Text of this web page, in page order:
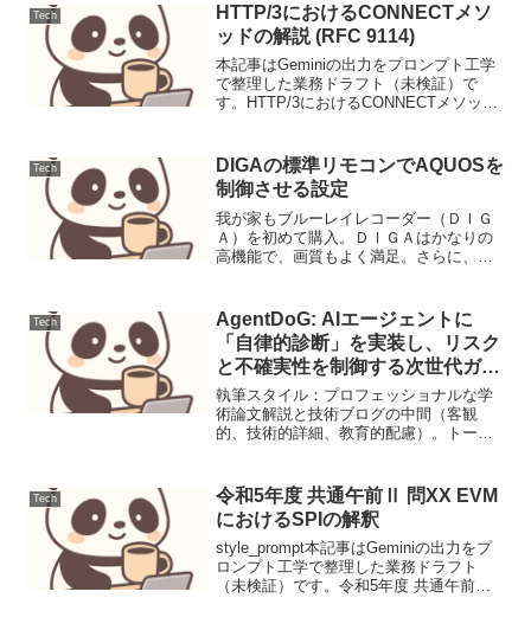
Tech
HTTP/3におけるCONNECTメソ
ッドの解説 (RFC 9114)
本記事はGeminiの出力をプロンプト工学
で整理した業務ドラフト（未検証）で
す。HTTP/3におけるCONNECTメソッド
とで、従来のHTTPプロト...
Tech
DIGAの標準リモコンでAQUOSを
制御させる設定
我が家もブルーレイレコーダー（ＤＩＧ
Ａ）を初めて購入。ＤＩＧＡはかなりの
高機能で、画質もよく満足。さらに、Ｄ
ンの「戻る」ボタンを押しながら、二桁
のメーカー番号（うちの...
Tech
AgentDoG: AIエージェントに
「自律的診断」を実装し、リスク
と不確実性を制御する次世代ガー
ドレール
執筆スタイル：プロフェッショナルな学
術論文解説と技術ブログの中間（客観
的、技術的詳細、教育的配慮）。トー
または括弧書き）。構成：指定された順
序と要素を厳守。本記事はGem...
Tech
令和5年度 共通午前Ⅱ 問XX EVM
におけるSPIの解釈
style_prompt本記事はGeminiの出力をプ
ロンプト工学で整理した業務ドラフト
（未検証）です。令和5年度 共通午前Ⅱ